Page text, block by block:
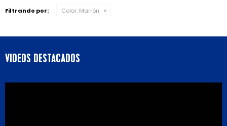
Filtrando por: Color: Marrón
VIDEOS DESTACADOS